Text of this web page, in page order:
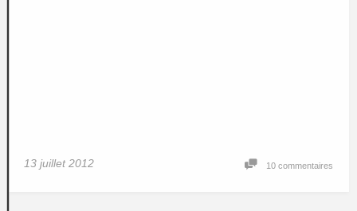
13 juillet 2012 10 commentaires